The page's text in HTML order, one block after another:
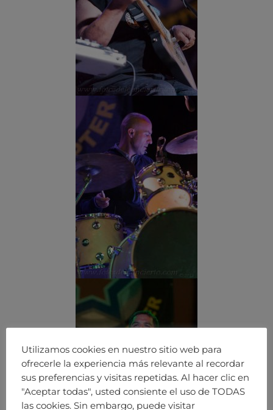
Utilizamos cookies en nuestro sitio web para
ofrecerle la experiencia más relevante al recordar
sus preferencias y visitas repetidas. Al hacer clic en
"Aceptar todas", usted consiente el uso de TODAS
las cookies. Sin embargo, puede visitar